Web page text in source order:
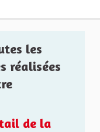
les
réalisées
de la